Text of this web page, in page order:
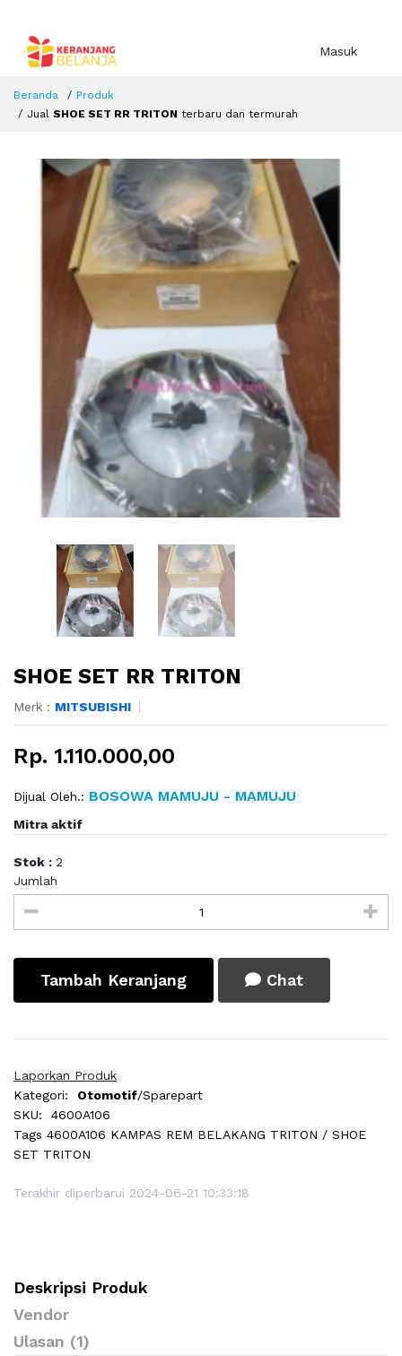
Masuk
Beranda
Produk
Jual SHOE SET RR TRITON terbaru dan termurah
SHOE SET RR TRITON
Merk : MITSUBISHI
Rp. 1.110.000,00
Dijual Oleh.: BOSOWA MAMUJU - MAMUJU
Mitra aktif
Stok : 2
Jumlah
Tambah Keranjang Chat
Laporkan Produk
Kategori:
Otomotif/Sparepart
SKU:
4600A106
Tags 4600A106 KAMPAS REM BELAKANG TRITON / SHOE
SET TRITON
Terakhir diperbarui 2024-06-21 10:33:18
Deskripsi Produk
Vendor
Ulasan (1)